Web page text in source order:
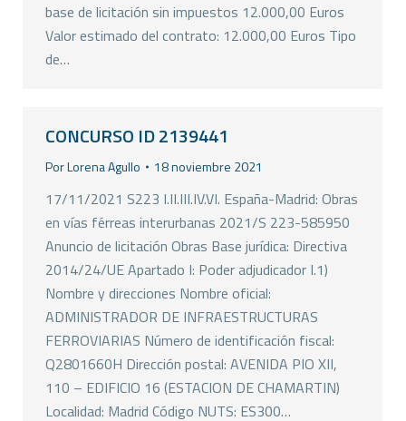
base de licitación sin impuestos 12.000,00 Euros
Valor estimado del contrato: 12.000,00 Euros Tipo
de…
CONCURSO ID 2139441
PorLorena Agullo 18 noviembre 2021
17/11/2021 S223 I.II.III.IV.VI. España-Madrid: Obras
en vías férreas interurbanas 2021/S 223-585950
Anuncio de licitación Obras Base jurídica: Directiva
2014/24/UE Apartado I: Poder adjudicador I.1)
Nombre y direcciones Nombre oficial:
ADMINISTRADOR DE INFRAESTRUCTURAS
FERROVIARIAS Número de identificación fiscal:
Q2801660H Dirección postal: AVENIDA PIO XII,
110 – EDIFICIO 16 (ESTACION DE CHAMARTIN)
Localidad: Madrid Código NUTS: ES300…